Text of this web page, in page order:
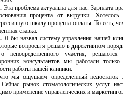
Эта проблема актуальна для нас. Зарплата
процента от выручки.
шкалу процента оплаты. То есть,
ставка.
Я бы назвал систему управления нашей
вопросы я решаю в директивном
непосредственного участия,
консультантов мы работали
работы нашей клиники.
мы ощущаем определенный недостаток
рынок стоматологических услуг
применение управленческих и